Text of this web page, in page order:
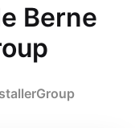
Berne